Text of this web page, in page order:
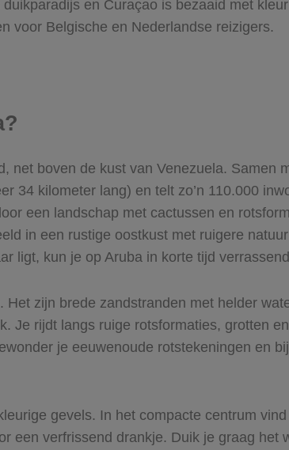
en Curaçao is bezaaid met
voor Belgische en Nederlandse reizigers.
net boven de kust van Venezuela. Samen
34 kilometer lang) en telt zo’n 110.000
een landschap met cactussen en
in een rustige oostkust met ruigere
ligt, kun je op Aruba in korte tijd
zijn brede zandstranden met helder
Je rijdt langs ruige rotsformaties, grotten
je eeuwenoude rotstekeningen en
gevels. In het compacte centrum
een verfrissend drankje. Duik je graag het